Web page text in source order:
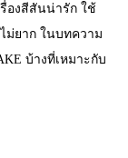
องสีสันน่ารัก ใช้
ม่ยาก ในบทความ
บ้างที่เหมาะกับ